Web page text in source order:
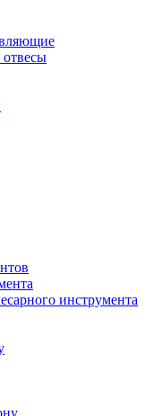
инструмента